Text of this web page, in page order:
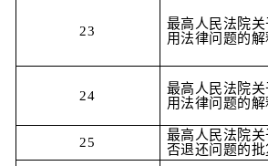
23
最高人民法院
用法律问题的解
24
最高人民法院
用法律问题的解
25
最高人民法院
否退还问题的批